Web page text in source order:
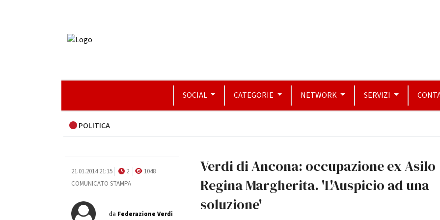
SOCIAL CATEGORIE NETWORK SERVIZI
POLITICA
21.01.2014 21:15 2
1048
COMUNICATO STAMPA
da Federazione Verdi
Verdi di Ancona: occupazione ex Asilo
Regina Margherita. 'L'Auspicio ad una
soluzione'